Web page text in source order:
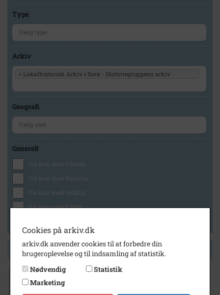
Type
Arkiv
× Lokalhistorisk Arkiv i Sorø - Historiegruppens arkiv
Geografi
Generelt
Vis kun med billeder
Vis kun med filmklip
Vis kun med lydklip
Vis kun med kilder
Side 1 af 1
Cookies på arkiv.dk
arkiv.dk anvender cookies til at forbedre din
brugeroplevelse og til indsamling af statistik.
Nødvendig
Statistik
Marketing